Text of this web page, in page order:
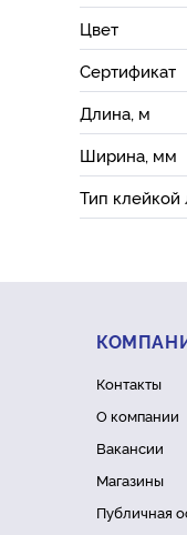
Цвет
Сертификат
Длина, м
Ширина, мм
Тип клейкой
Контакты
О компании
Вакансии
Магазины
Публичная